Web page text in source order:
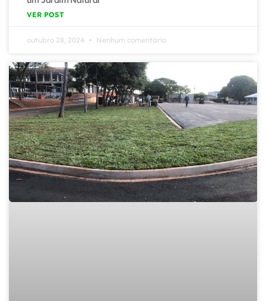
VER POST
outubro 28, 2024 Nenhum comentário